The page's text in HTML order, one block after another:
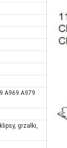
A969 A979
grzałki,